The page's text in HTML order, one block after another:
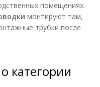
помещениях.
монтируют там,
трубки после
категории